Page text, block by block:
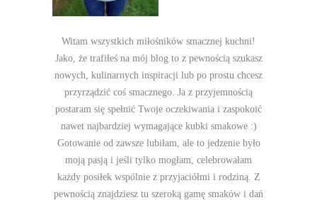
Witam wszystkich miłośników smacznej kuchni!
Jako, że trafiłeś na mój blog to z pewnością szukasz
nowych, kulinarnych inspiracji lub po prostu chcesz
przyrządzić coś smacznego. Ja z przyjemnością
postaram się spełnić Twoje oczekiwania i zaspokoić
nawet najbardziej wymagające kubki smakowe :)
Gotowanie od zawsze lubiłam, ale to jedzenie było
moją pasją i jeśli tylko mogłam, celebrowałam
każdy posiłek wspólnie z przyjaciółmi i rodziną. Z
pewnością znajdziesz tu szeroką gamę smaków i dań